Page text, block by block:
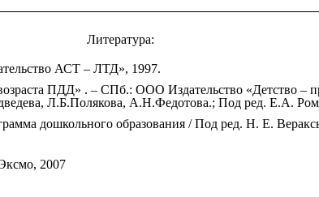
Литература:
АСТ – ЛТД», 1997.
ПДД» . – СПб.: ООО Издательство «Детство –
Л.Б.Полякова, А.Н.Федотова.; Под ред. Е.А.
дошкольного образования / Под ред. Н. Е.
2007